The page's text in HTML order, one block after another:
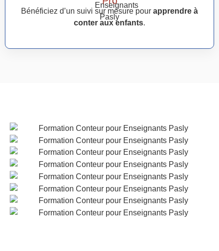
Bénéficiez d’un suivi sur mesure pour apprendre à
conter aux enfants.